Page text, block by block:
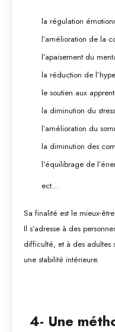
la régulation
l’amélioration de la
l’apaisement du
la réduction de
le soutien aux
la diminution du
l’amélioration du
la diminution des
l’équilibrage de
ect…
Sa finalité est le mieux-
Il s’adresse à des
difficulté, et à des adultes
une stabilité intérieure.
4- Une